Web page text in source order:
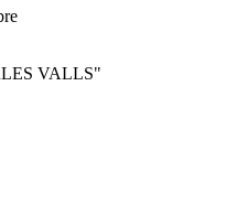
VALLS"